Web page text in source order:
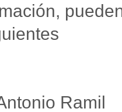
Ramil